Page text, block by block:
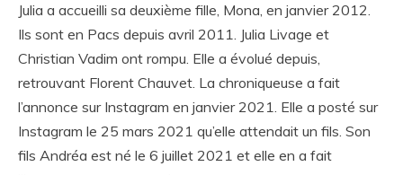
Julia a accueilli sa deuxième fille, Mona, en janvier 2012.
Ils sont en Pacs depuis avril 2011. Julia Livage et
Christian Vadim ont rompu. Elle a évolué depuis,
retrouvant Florent Chauvet. La chroniqueuse a fait
l’annonce sur Instagram en janvier 2021. Elle a posté sur
Instagram le 25 mars 2021 qu’elle attendait un fils. Son
fils Andréa est né le 6 juillet 2021 et elle en a fait